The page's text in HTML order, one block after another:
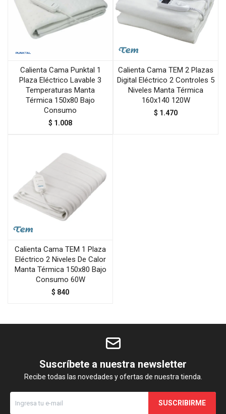
Calienta Cama Punktal 1
Plaza Eléctrico Lavable 3
Temperaturas Manta
Térmica 150x80 Bajo
Consumo
$ 1.008
Calienta Cama TEM 2 Plazas
Digital Eléctrico 2 Controles 5
Niveles Manta Térmica
160x140 120W
$ 1.470
Calienta Cama TEM 1 Plaza
Eléctrico 2 Niveles De Calor
Manta Térmica 150x80 Bajo
Consumo 60W
$ 840
Suscríbete a nuestra newsletter
Recibe todas las novedades y ofertas de nuestra tienda.
SUSCRIBIRME